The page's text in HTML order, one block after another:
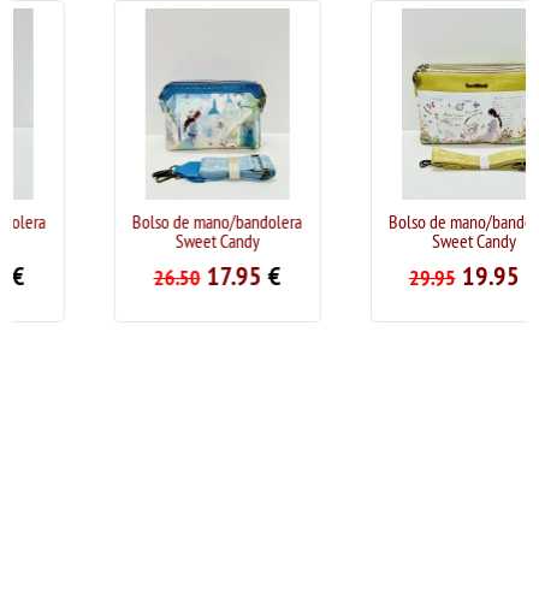
Bolso de mano/bandolera
Sweet Candy
17.95€
Bolso de mano/bandolera
Sweet Candy
19.95 €